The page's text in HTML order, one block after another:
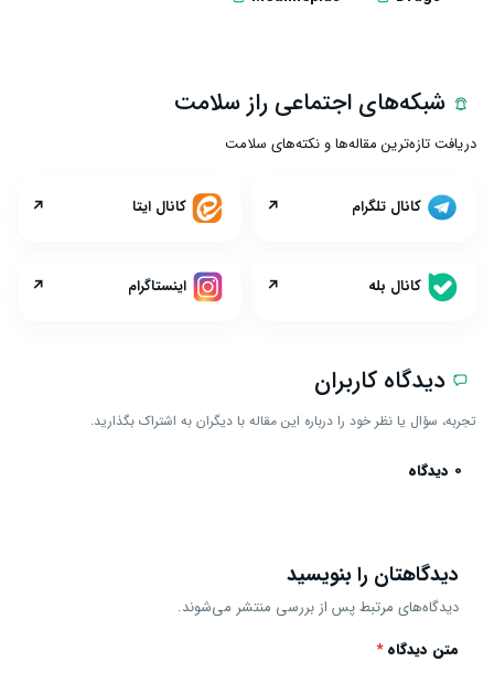
شبکه‌های اجتماعی راز سلامت
دریافت تازه‌ترین مقاله‌ها و نکته‌های سلامت
کانال تلگرام ↗ کانال ایتا ↗
کانال بله ↗ اینستاگرام ↗
دیدگاه کاربران
تجربه، سؤال یا نظر خود را درباره این مقاله با دیگران به اشتراک بگذارید.
0 دیدگاه
دیدگاهتان را بنویسید
دیدگاه‌های مرتبط پس از بررسی منتشر می‌شوند.
متن دیدگاه*